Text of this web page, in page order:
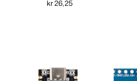
kr26,25